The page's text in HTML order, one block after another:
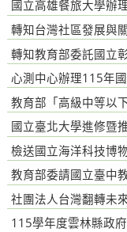
心測中心辦理115年